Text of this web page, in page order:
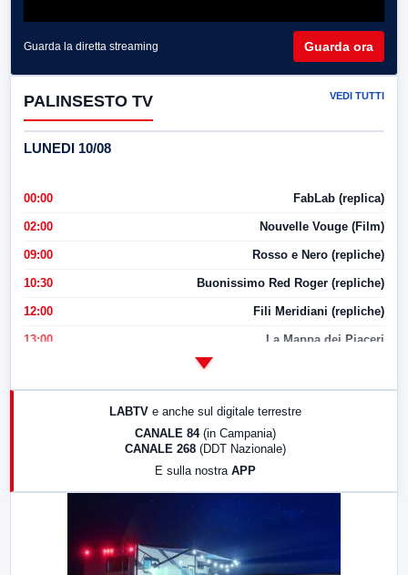
Guarda la diretta streaming Guarda ora
PALINSESTO TV VEDI TUTTI
LUNEDI 10/08
00:00 FabLab (replica)
02:00 Nouvelle Vouge (Film)
09:00 Rosso e Nero (repliche)
10:30 Buonissimo Red Roger (repliche)
12:00 Fili Meridiani (repliche)
13:00 La Mappa dei Piaceri
LABTV e anche sul digitale terrestre
CANALE 84 (in Campania)
CANALE 268 (DDT Nazionale)
E sulla nostra APP